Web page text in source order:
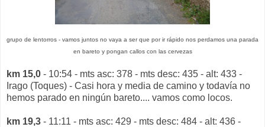
grupo de lentorros - vamos juntos no vaya a ser que por ir rápido nos perdamos una parada
en bareto y pongan callos con las cervezas
km 15,0 - 10:54 - mts asc: 378 - mts desc: 435 - alt: 433 -
Irago (Toques) - Casi hora y media de camino y todavía no
hemos parado en ningún bareto.... vamos como locos.
km 19,3 - 11:11 - mts asc: 429 - mts desc: 484 - alt: 436 -